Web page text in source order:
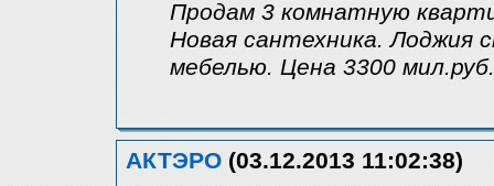
Продам 3 комнатную
Новая сантехника. Лоджия
мебелью. Цена 3300
АКТЭРО (03.12.2013 11:02:38)